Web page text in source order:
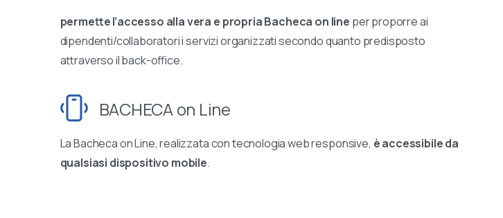
permette l’accesso alla vera e propria Bacheca on line per proporre ai
dipendenti/collaboratori i servizi organizzati secondo quanto predisposto
attraverso il back-office.
BACHECA on Line
La Bacheca on Line, realizzata con tecnologia web responsive, è accessibile da
qualsiasi dispositivo mobile.